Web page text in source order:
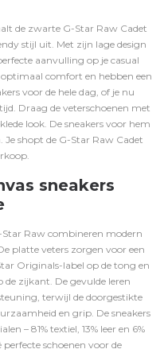
de zwarte G-Star Raw Cadet
stijl uit. Met zijn lage design
aanvulling op je casual
optimaal comfort en hebben een
voor de hele dag, of je nu
Draag de veterschoenen met
look. De sneakers voor hem
. Je shopt de G-Star Raw Cadet
sneakers
Star Raw combineren modern
platte veters zorgen voor een
Originals-label op de tong en
zijkant. De gevulde leren
terwijl de doorgestikte
en grip. De sneakers
– 81% textiel, 13% leer en 6%
schoenen voor de